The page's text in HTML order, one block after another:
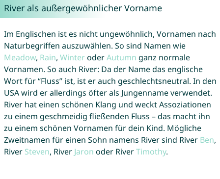
River als außergewöhnlicher Vorname
Im Englischen ist es nicht ungewöhnlich, Vornamen nach
Naturbegriffen auszuwählen. So sind Namen wie
Meadow, Rain, WinteroderAutumn ganz normale
Vornamen. So auch River: Da der Name das englische
Wort für “Fluss” ist, ist er auch geschlechtsneutral. In den
USA wird er allerdings öfter als Jungenname verwendet.
River hat einen schönen Klang und weckt Assoziationen
zu einem geschmeidig fließenden Fluss – das macht ihn
zu einem schönen Vornamen für dein Kind. Mögliche
Zweitnamen für einen Sohn namens River sind River Ben,
River Steven, River Jaron oder RiverTimothy.